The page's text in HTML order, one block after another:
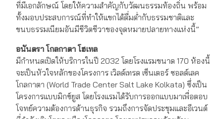
ที่มีเอกลักษณ์ โดยให้ความสำคัญกับวัฒนธรรมท้องถิ่น พร้อม
ทั้งมอบประสบการณ์ที่ทำให้แขกได้ดื่มด่ำกับธรรมชาติและ
ขนบธรรมเนียมอันมีชีวิตชีวาของจุดหมายปลายทางแห่งนี้”
อนันตรา โกลกาตา โฮเทล
มีกำหนดเปิดให้บริการในปี 2032 โดยโรงแรมขนาด 170 ห้องนี้
จะเป็นหัวใจหลักของโครงการ เวิลด์เทรด เซ็นเตอร์ ซอลต์เลค
โกลกาตา (World Trade Center Salt Lake Kolkata) ซึ่งเป็น
โครงการแบบมิกซ์ยูส โดยโรงแรมได้รับการออกแบบมาเพื่อตอบ
โจทย์ความต้องการด้านธุรกิจ รวมถึงการจัดประชุมและอีเวนต์